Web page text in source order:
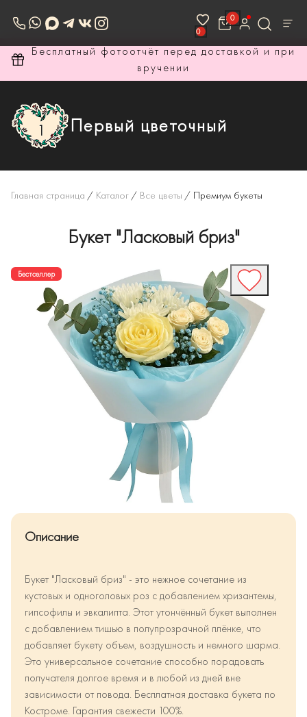
Бесплатный фотоотчёт перед доставкой и при
вручении
0
0
Первый цветочный
Главная страница / Каталог / Все цветы / Премиум букеты
Букет "Ласковый бриз"
Бестселлер
Описание
Букет "Ласковый бриз" - это нежное сочетание из
кустовых и одноголовых роз с добавлением хризантемы,
гипсофилы и эвкалипта. Этот утончённый букет выполнен
с добавлением тишью в полупрозрачной плёнке, что
добавляет букету объем, воздушность и немного шарма.
Это универсальное сочетание способно порадовать
получателя долгое время и в любой из дней вне
зависимости от повода. Бесплатная доставка букета по
Костроме. Гарантия свежести 100%.